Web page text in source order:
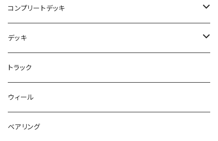
USED ITEM
Tシャツ
パンツ
キャップ
アウター
キッズシューズ
NIKE SB ORANGE LABEL/ISO
NIKE SB ISHOD2
NIKE SB PS8
NIKE SB DUNK
コンプリートデッキ
HI5のパーツセット
エントリーモデルコンプリート
7.7インチ
8インチ
デッキ
7インチ
7.2インチ
7.3インチ
トラック
ウィール
ベアリング